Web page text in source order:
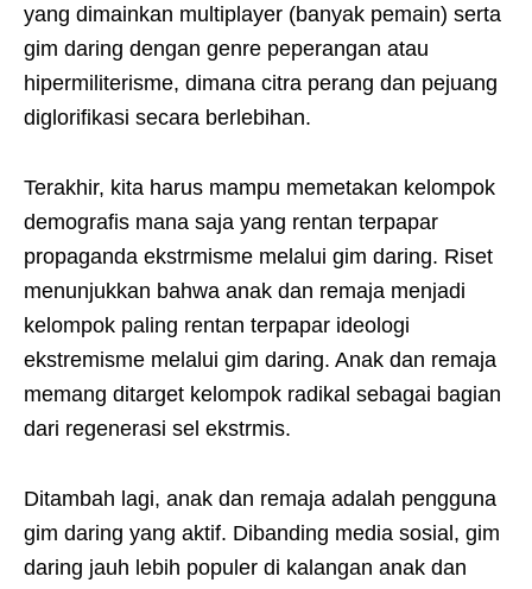
yang dimainkan multiplayer (banyak pemain) serta
gim daring dengan genre peperangan atau
hipermiliterisme, dimana citra perang dan pejuang
diglorifikasi secara berlebihan.
Terakhir, kita harus mampu memetakan kelompok
demografis mana saja yang rentan terpapar
propaganda ekstrmisme melalui gim daring. Riset
menunjukkan bahwa anak dan remaja menjadi
kelompok paling rentan terpapar ideologi
ekstremisme melalui gim daring. Anak dan remaja
memang ditarget kelompok radikal sebagai bagian
dari regenerasi sel ekstrmis.
Ditambah lagi, anak dan remaja adalah pengguna
gim daring yang aktif. Dibanding media sosial, gim
daring jauh lebih populer di kalangan anak dan